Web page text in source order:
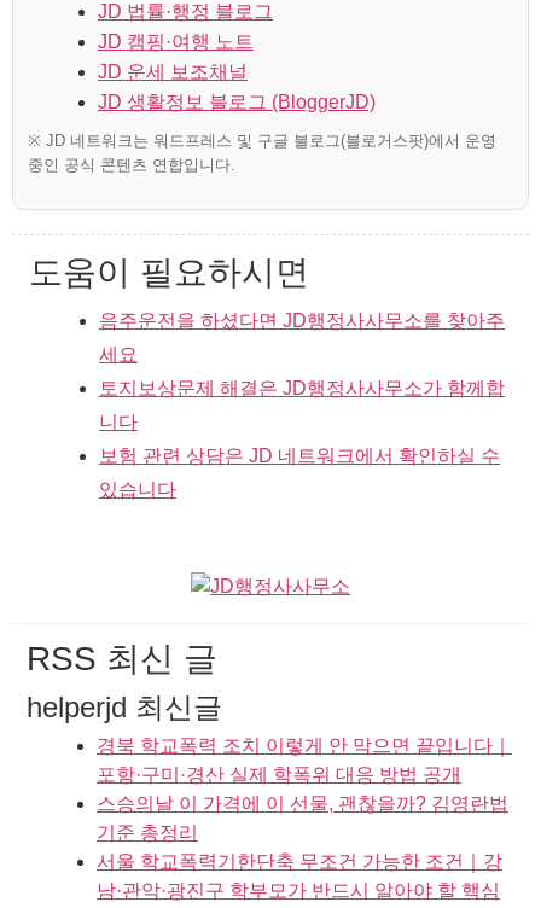
JD 법률·행정 블로그
JD 캠핑·여행 노트
JD 운세 보조채널
JD 생활정보 블로그 (BloggerJD)
※ JD 네트워크는 워드프레스 및 구글 블로그(블로거스팟)에서 운영
중인 공식 콘텐츠 연합입니다.
도움이 필요하시면
음주운전을 하셨다면 JD행정사사무소를 찾아주
세요
토지보상문제 해결은 JD행정사사무소가 함께합
니다
보험 관련 상담은 JD 네트워크에서 확인하실 수
있습니다
RSS 최신 글
helperjd 최신글
경북 학교폭력 조치 이렇게 안 막으면 끝입니다｜
포항·구미·경산 실제 학폭위 대응 방법 공개
스승의날 이 가격에 이 선물, 괜찮을까? 김영란법
기준 총정리
서울 학교폭력기한단축 무조건 가능한 조건｜강
남·관악·광진구 학부모가 반드시 알아야 할 핵심